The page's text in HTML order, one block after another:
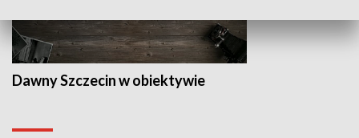
Dawny Szczecin w obiektywie